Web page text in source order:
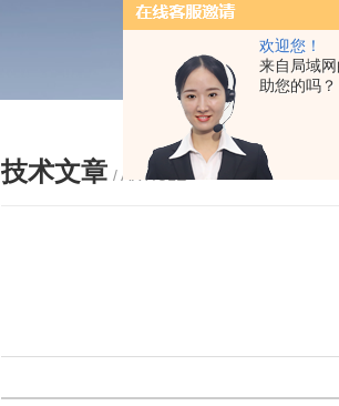
欢迎您！
来自局域
助您的吗？
技术文章 / ARTICLE